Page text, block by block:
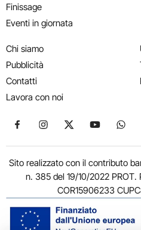
Finissage
Eventi in giornata
Chi siamo
Pubblicità
Contatti
Lavora con noi
Seguici su Facebook
Seguici su Instagram
Seguici su X
Seguici su
Sito realizzato con il contributo
n. 385 del 19/10/2022 PROT.
COR15906233